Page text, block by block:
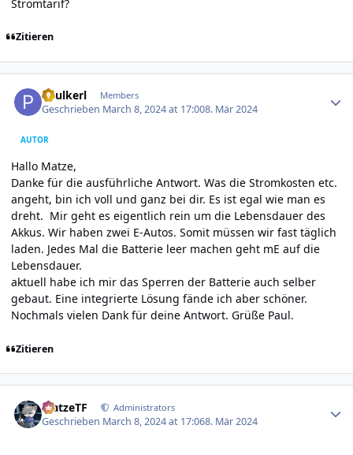
Stromtarif?
Zitieren
Paulkerl Members
Geschrieben March 8, 2024 at 17:008. Mär 2024
AUTOR
Hallo Matze,
Danke für die ausführliche Antwort. Was die Stromkosten etc.
angeht, bin ich voll und ganz bei dir. Es ist egal wie man es
dreht. Mir geht es eigentlich rein um die Lebensdauer des
Akkus. Wir haben zwei E-Autos. Somit müssen wir fast täglich
laden. Jedes Mal die Batterie leer machen geht mE auf die
Lebensdauer.
aktuell habe ich mir das Sperren der Batterie auch selber
gebaut. Eine integrierte Lösung fände ich aber schöner.
Nochmals vielen Dank für deine Antwort. Grüße Paul.
Zitieren
MatzeTF Administrators
Geschrieben March 8, 2024 at 17:068. Mär 2024